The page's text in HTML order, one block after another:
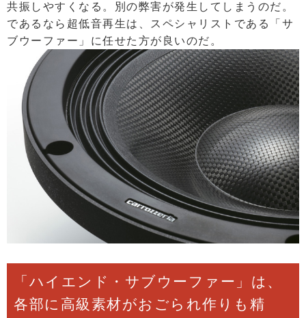
共振しやすくなる。別の弊害が発生してしまうのだ。
であるなら超低音再生は、スペシャリストである「サ
ブウーファー」に任せた方が良いのだ。
「ハイエンド・サブウーファー」は、
各部に高級素材がおごられ作りも精